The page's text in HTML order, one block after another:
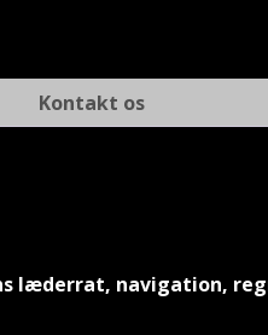
Kontakt os
læderrat, navigation,